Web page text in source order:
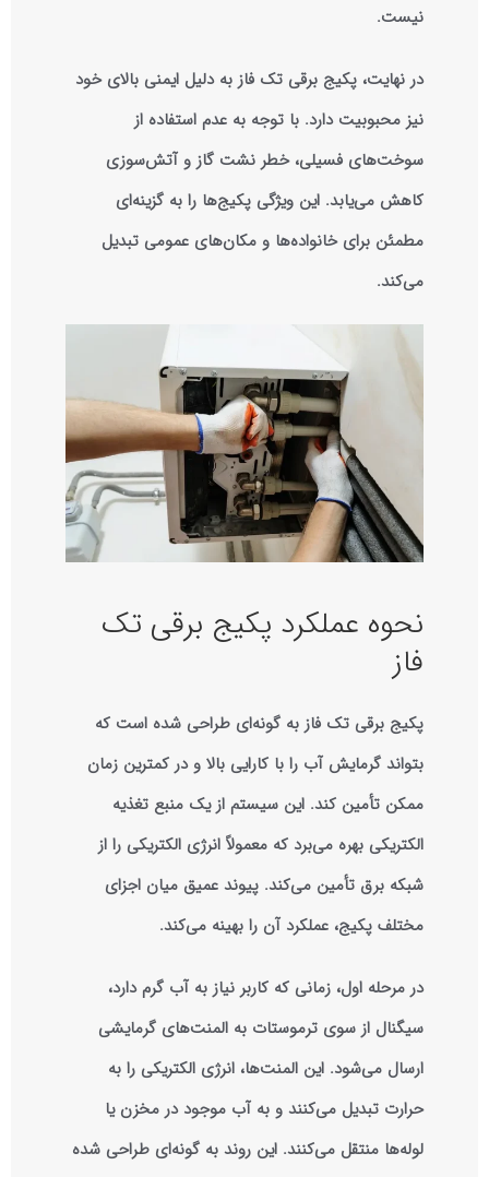
نیست.
در نهایت، پکیج برقی تک فاز به دلیل ایمنی بالای خود
نیز محبوبیت دارد. با توجه به عدم استفاده از
سوخت‌های فسیلی، خطر نشت گاز و آتش‌سوزی
کاهش می‌یابد. این ویژگی پکیج‌ها را به گزینه‌ای
مطمئن برای خانواده‌ها و مکان‌های عمومی تبدیل
می‌کند.
نحوه عملکرد پکیج برقی تک
فاز
پکیج برقی تک فاز به گونه‌ای طراحی شده است که
بتواند گرمایش آب را با کارایی بالا و در کمترین زمان
ممکن تأمین کند. این سیستم از یک منبع تغذیه
الکتریکی بهره‌ می‌برد که معمولاً انرژی الکتریکی را از
شبکه برق تأمین می‌کند. پیوند عمیق میان اجزای
مختلف پکیج، عملکرد آن را بهینه می‌کند.
در مرحله اول، زمانی که کاربر نیاز به آب گرم دارد،
سیگنال از سوی ترموستات به المنت‌های گرمایشی
ارسال می‌شود. این المنت‌ها، انرژی الکتریکی را به
حرارت تبدیل می‌کنند و به آب موجود در مخزن یا
لوله‌ها منتقل می‌کنند. این روند به گونه‌ای طراحی شده